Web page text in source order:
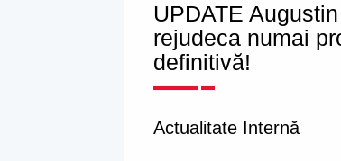
UPDATE
rejudeca numai
definitivă!
Actualitate Internă